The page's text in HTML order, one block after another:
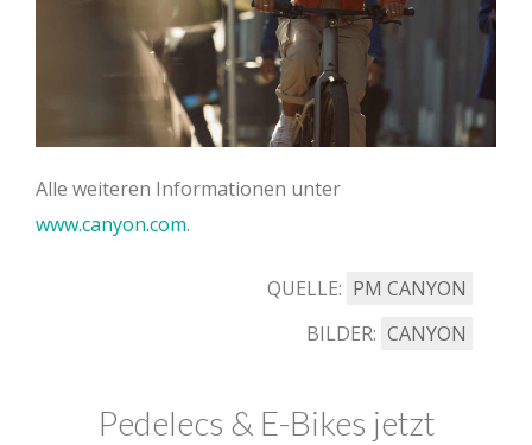
Alle weiteren Informationen unter
www.canyon.com.
QUELLE: PM CANYON
BILDER: CANYON
Pedelecs & E-Bikes jetzt